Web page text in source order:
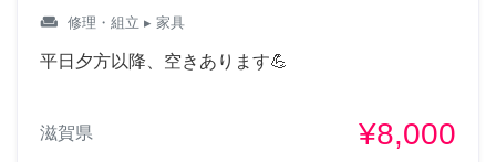
weekend 修理・組立 ▸ 家具
平日夕方以降、空きあります💪
滋賀県 ¥8,000